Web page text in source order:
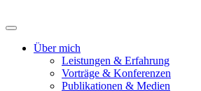
Über mich
Leistungen & Erfahrung
Vorträge & Konferenzen
Publikationen & Medien